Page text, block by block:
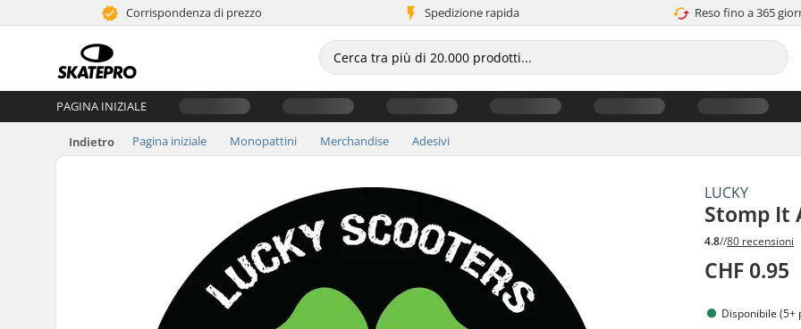
Corrispondenza di prezzo Spedizione rapida Reso fino a 365
PAGINA INIZIALE
Indietro Pagina iniziale Monopattini Merchandise Adesivi
LUCKY
Stomp It
4.8//80 recensioni
CHF 0.95
Disponibile (5+